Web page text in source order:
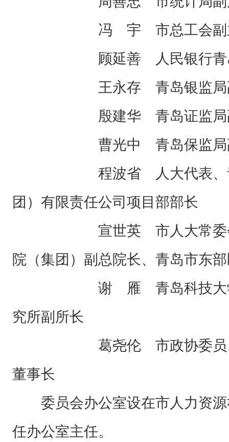
冯 宇 市总工会副
顾延善 人民银行青岛市
王永存 青岛银监局
殷建华 青岛证监局
曹光中 青岛保监局
程波省 人大代表、青岛
团）有限责任公司项目部部长
宣世英 市人大常委会委
院（集团）副总院长、青岛市东
谢 雁 青岛科技大学教
究所副所长
葛尧伦 市政协委员、青
董事长
委员会办公室设在市人力资源
任办公室主任。